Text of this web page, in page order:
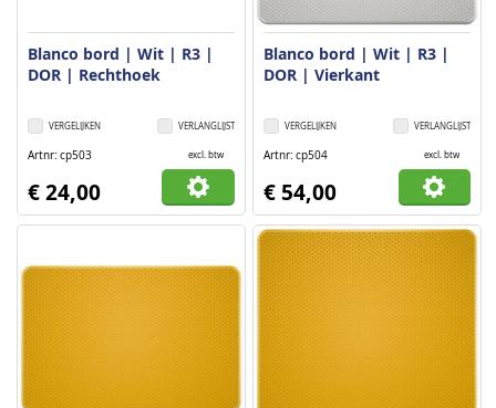
Blanco bord | Wit | R3 |
DOR | Rechthoek
VERLANGLIJST
VERGELIJKEN
Artnr cp503 excl. btw
€ 24,00
Blanco bord | Wit | R3 |
DOR | Vierkant
VERLANGLIJST
VERGELIJKEN
Artnr cp504 excl. btw
€ 54,00